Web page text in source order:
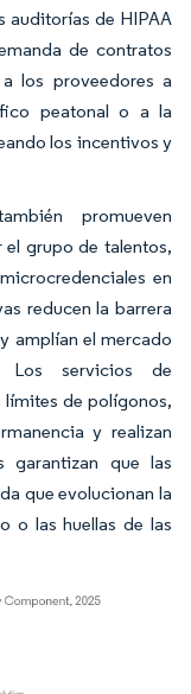
auditorías de HIPAA
de contratos
los proveedores a
peatonal o a la
los incentivos y
promueven
grupo de talentos,
en
reducen la barrera
amplían el mercado
Los servicios de
de polígonos,
y realizan
que las
que evolucionan la
o las huellas de las